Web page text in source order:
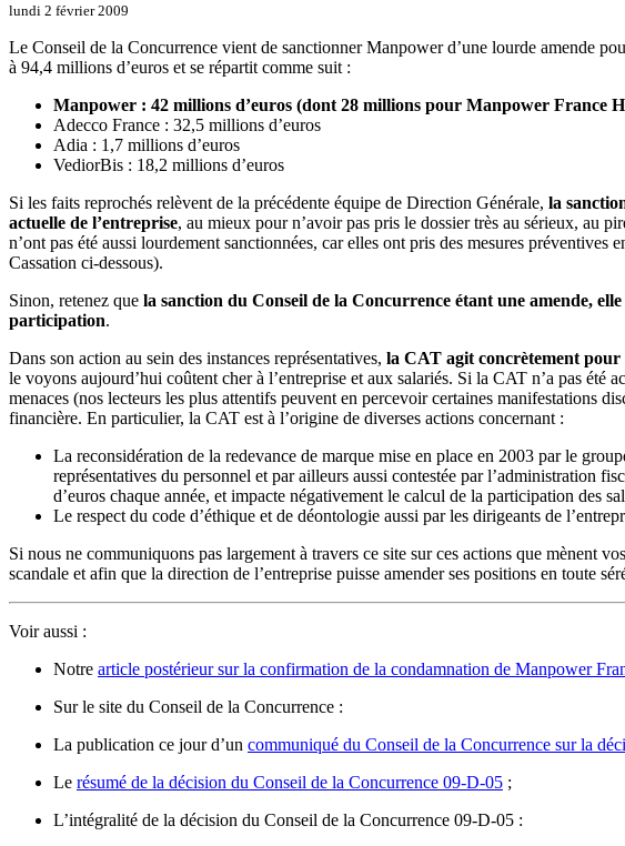
lundi 2 février 2009
Le Conseil de la Concurrence vient de sanctionner Manpower d’une lourde amende
à 94,4 millions d’euros et se répartit comme suit :
Manpower : 42 millions d’euros (dont 28 millions pour Manpower France
Adecco France : 32,5 millions d’euros
Adia : 1,7 millions d’euros
VediorBis : 18,2 millions d’euros
Si les faits reprochés relèvent de la précédente équipe de Direction Générale, la
actuelle de l’entreprise, au mieux pour n’avoir pas pris le dossier très au sérieux, au
n’ont pas été aussi lourdement sanctionnées, car elles ont pris des mesures
Cassation ci-dessous).
Sinon, retenez que la sanction du Conseil de la Concurrence étant une amende,
participation.
Dans son action au sein des instances représentatives, la CAT agit concrètement pour
le voyons aujourd’hui coûtent cher à l’entreprise et aux salariés. Si la CAT n’a pas été
menaces (nos lecteurs les plus attentifs peuvent en percevoir certaines manifestations
financière. En particulier, la CAT est à l’origine de diverses actions concernant :
La reconsidération de la redevance de marque mise en place en 2003 par le
représentatives du personnel et par ailleurs aussi contestée par l’administration
d’euros chaque année, et impacte négativement le calcul de la participation des
Le respect du code d’éthique et de déontologie aussi par les dirigeants de
Si nous ne communiquons pas largement à travers ce site sur ces actions que mènent
scandale et afin que la direction de l’entreprise puisse amender ses positions en toute
Voir aussi :
Notre article postérieur sur la confirmation de la condamnation de Manpower
Sur le site du Conseil de la Concurrence :
La publication ce jour d’un communiqué du Conseil de la Concurrence sur la
Le résumé de la décision du Conseil de la Concurrence 09-D-05 ;
L’intégralité de la décision du Conseil de la Concurrence 09-D-05 :